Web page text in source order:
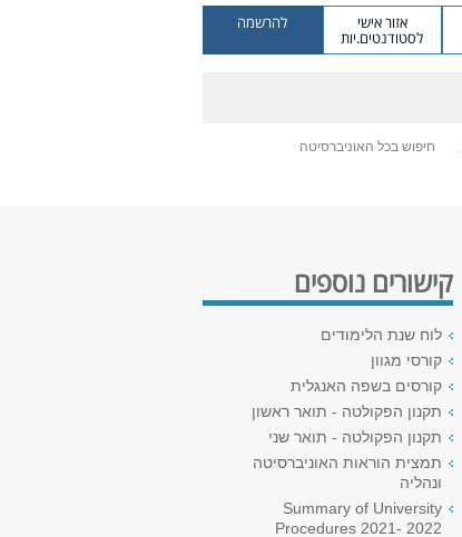
אזור אישי
לסטודנטים.יות
להרשמה
חיפוש בכל האוניברסיטה
קישורים נוספים
לוח שנת הלימודים
קורסי מגוון
קורסים בשפה האנגלית
תקנון הפקולטה - תואר ראשון
תקנון הפקולטה - תואר שני
תמצית הוראות האוניברסיטה
ונהליה
Summary of University
Procedures 2021- 2022